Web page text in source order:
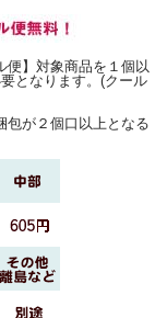
便】対象商品を１個以
となります。(クール
包が２個口以上となる